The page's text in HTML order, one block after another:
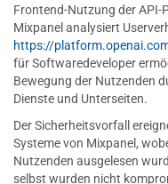
Frontend-Nutzung der
Mixpanel analysiert
https://
für Softwaredeveloper
Bewegung der Nutzenden
Dienste und Unterseiten.
Der Sicherheitsvorfall
Systeme von Mixpanel,
Nutzenden ausgelesen
selbst wurden nicht